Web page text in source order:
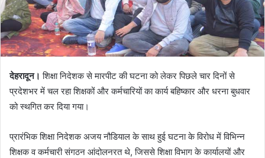
देहरादून। शिक्षा निदेशक से मारपीट की घटना को लेकर पिछले चार दिनों से
प्रदेशभर में चल रहा शिक्षकों और कर्मचारियों का कार्य बहिष्कार और धरना बुधवार
को स्थगित कर दिया गया।
प्रारंभिक शिक्षा निदेशकअजय नौडियालके साथ हुई घटना के विरोध में विभिन्न
शिक्षक व कर्मचारी संगठन आंदोलनरत थे, जिससे शिक्षा विभाग के कार्यालयों और